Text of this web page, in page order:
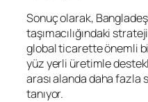
Sonuç olarak,
taşımacılığındaki
global ticarette önemli
yüz yerli üretimle
arası alanda daha fazla
tanıyor.